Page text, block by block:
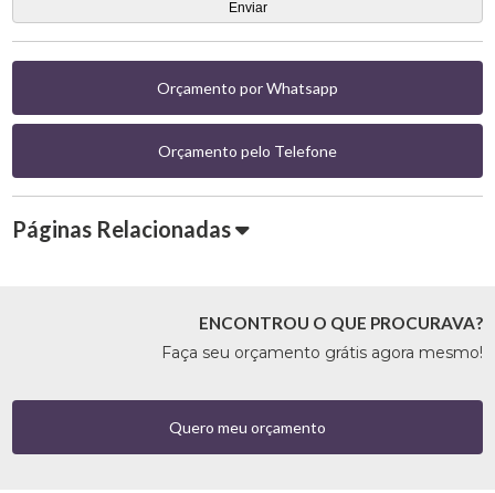
Orçamento por Whatsapp
Orçamento pelo Telefone
Páginas Relacionadas
ENCONTROU O QUE PROCURAVA?
Faça seu orçamento grátis agora mesmo!
Quero meu orçamento